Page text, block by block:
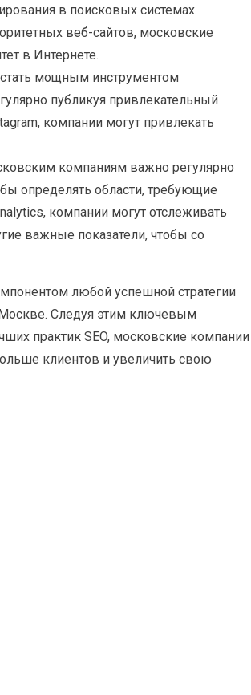
в поисковых системах.
веб-сайтов, московские
в Интернете.
мощным инструментом
публикуя привлекательный
компании могут привлекать
компаниям важно регулярно
определять области, требующие
компании могут отслеживать
важные показатели, чтобы со
любой успешной стратегии
Москве. Следуя этим ключевым
практик SEO, московские компании
клиентов и увеличить свою